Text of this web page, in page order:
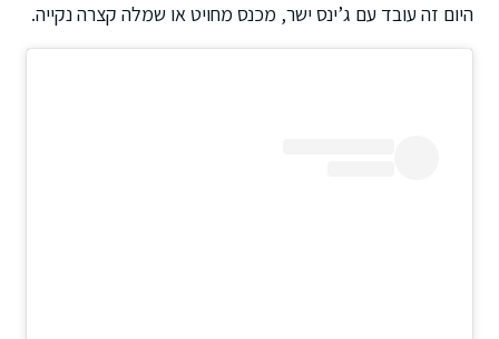
היום זה עובד עם ג’ינס ישר, מכנס מחויט או שמלה קצרה נקייה.